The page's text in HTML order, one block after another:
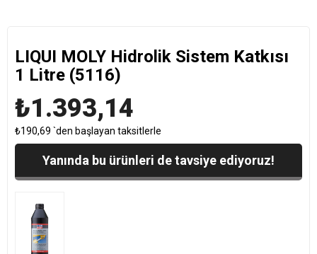
LIQUI MOLY Hidrolik Sistem Katkısı
1 Litre (5116)
₺1.393,14
₺190,69 `den başlayan taksitlerle
Yanında bu ürünleri de tavsiye ediyoruz!